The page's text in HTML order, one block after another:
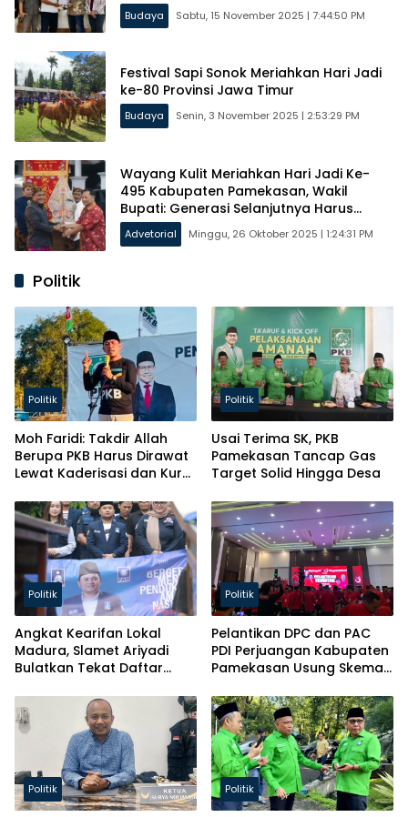
Budaya Sabtu, 15 November 2025 | 7:44:50 PM
Festival Sapi Sonok Meriahkan Hari Jadi
ke-80 Provinsi Jawa Timur
Budaya Senin, 3 November 2025 | 2:53:29 PM
Wayang Kulit Meriahkan Hari Jadi Ke-
495 Kabupaten Pamekasan, Wakil
Bupati: Generasi Selanjutnya Harus
Melestarikannya
Advetorial Minggu, 26 Oktober 2025 | 1:24:31 PM
Politik
Politik
Moh Faridi: Takdir Allah
Berupa PKB Harus Dirawat
Lewat Kaderisasi dan Kursi
Politik
Usai Terima SK, PKB
Pamekasan Tancap Gas
Target Solid Hingga Desa
Politik
Angkat Kearifan Lokal
Madura, Slamet Ariyadi
Bulatkan Tekat Daftar
Politik
Pelantikan DPC dan PAC
PDI Perjuangan Kabupaten
Pamekasan Usung Skema
Politik Politik